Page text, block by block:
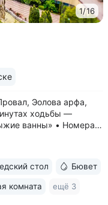
1/16
Эолова арфа,
ходьбы —
ванны» • Номера
номера с балконом
стол Бювет
комната ещё 3